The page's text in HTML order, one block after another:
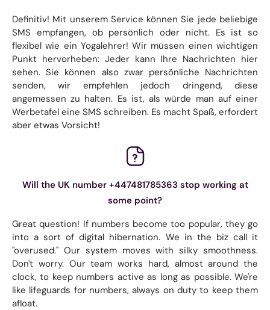
Definitiv! Mit unserem Service können Sie jede beliebige
SMS empfangen, ob persönlich oder nicht. Es ist so
flexibel wie ein Yogalehrer! Wir müssen einen wichtigen
Punkt hervorheben: Jeder kann Ihre Nachrichten hier
sehen. Sie können also zwar persönliche Nachrichten
senden, wir empfehlen jedoch dringend, diese
angemessen zu halten. Es ist, als würde man auf einer
Werbetafel eine SMS schreiben. Es macht Spaß, erfordert
aber etwas Vorsicht!
Will the UK number +447481785363 stop working at
some point?
Great question! If numbers become too popular, they go
into a sort of digital hibernation. We in the biz call it
"overused." Our system moves with silky smoothness.
Don't worry. Our team works hard, almost around the
clock, to keep numbers active as long as possible. We're
like lifeguards for numbers, always on duty to keep them
afloat.